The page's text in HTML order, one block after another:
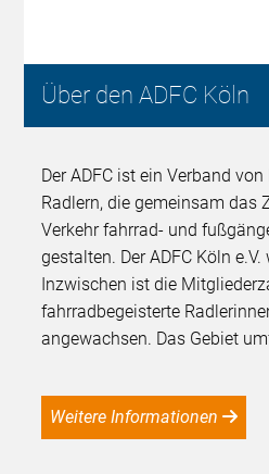
Über den ADFC Köln
Der ADFC ist ein Verband
Radlern, die gemeinsam das
Verkehr fahrrad- und
gestalten. Der ADFC Köln
Inzwischen ist die
fahrradbegeisterte
angewachsen. Das Gebiet
Weitere Informationen